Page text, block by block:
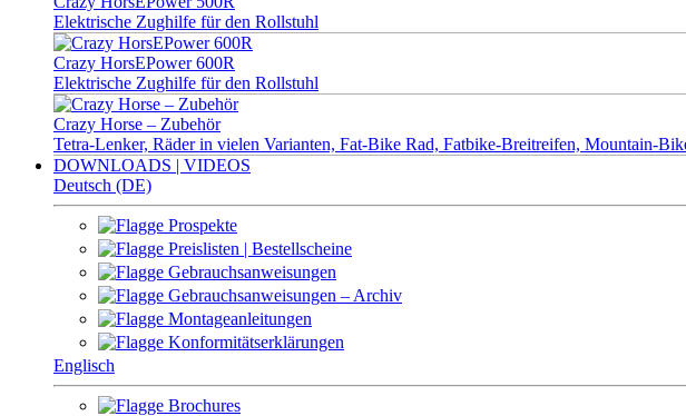
Elektrische Zughilfe für den Rollstuhl
Crazy HorsEPower 600R
Elektrische Zughilfe für den Rollstuhl
Crazy Horse – Zubehör
Tetra-Lenker, Räder in vielen Varianten, Fat-Bike Rad, Fatbike-Breitreifen, Mountain-
DOWNLOADS | VIDEOS
Deutsch (DE)
Prospekte
Preislisten | Bestellscheine
Gebrauchsanweisungen
Gebrauchsanweisungen – Archiv
Montageanleitungen
Konformitätserklärungen
Englisch
Brochures